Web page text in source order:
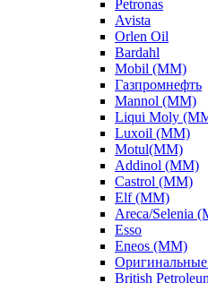
Petronas
Avista
Orlen Oil
Bardahl
Mobil (ММ)
Газпромнефть
Mannol (ММ)
Liqui Moly
Luxoil (ММ)
Motul(ММ)
Addinol (ММ)
Castrol (ММ)
Elf (ММ)
Areca/Selenia
Esso
Eneos (ММ)
British